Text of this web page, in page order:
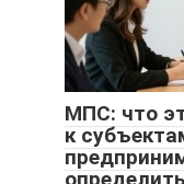
МПС: что
к